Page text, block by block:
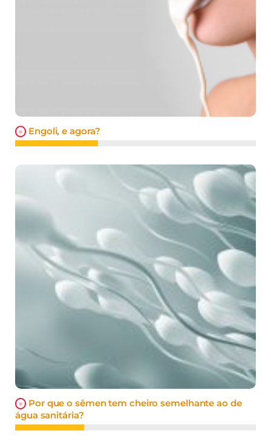
Engoli, e agora?
Por que o sêmen tem cheiro semelhante ao de
água sanitária?